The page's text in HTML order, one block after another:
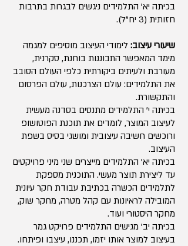
בכיתה יא' התלמידים ניגשים לבגרות בתרבות
חזותית (3 יח"ל).
שיעורי עיצוב: לימודי העיצוב מוסיפים למגמה
מימד המאפשר התבוננות בוחנת, סקרנית,
מעורבת ולעיתים ביקורתית כלפי העולם הסובב
את התלמידים: עולם הצרכנות, עולם הפרסום
והתקשורת.
בכיתה י' התלמידים מתנסים בסדנה מעשית
לעיצוב המוצר, לומדים את תוכנת הפוטושופ
ורוכשים חשיבה עיצובית ומושגי בסיס בשפת
העיצוב.
בכיתה יא' התלמידים מייצרים שני מיני פרויקטים
עד ליצירת תוצר מעשי. התוכנית מספקת
לתלמידים הכשרה בכתיבת עבודת חקר עיונית
המובילה לראיונות עם קהל מטרה, מחקר שוק,
מחקר היסטורי ועוד.
בכיתה יב' מגישים התלמידים פרויקט גמר
בעיצוב למוצר אותו יזמו, תכננו, עיצבו ופיתחו.